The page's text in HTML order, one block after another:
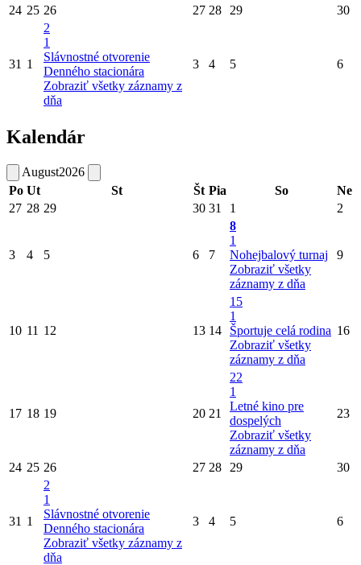
24 25 26 27 28 29 30
31 1
2
1
Slávnostné otvorenie
Denného stacionára
Zobraziť všetky záznamy z
dňa
3 4 5 6
Kalendár
August2026
Po Ut St Št Pia So
Ne
27 28 29 30 31 1 2
3 4 5 6 7
8
1
Nohejbalový turnaj
Zobraziť všetky
záznamy z dňa
9
10 11 12 13 14
15
1
Športuje celá rodina
Zobraziť všetky
záznamy z dňa
16
17 18 19 20 21
22
1
Letné kino pre
dospelých
Zobraziť všetky
záznamy z dňa
23
24 25 26 27 28 29 30
31 1
2
1
Slávnostné otvorenie
Denného stacionára
Zobraziť všetky záznamy z
dňa
3 4 5 6